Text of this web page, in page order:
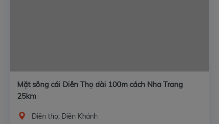
Mặt sông cái Diên Thọ dài 100m cách Nha Trang
25km
Diên thọ, Diên Khánh